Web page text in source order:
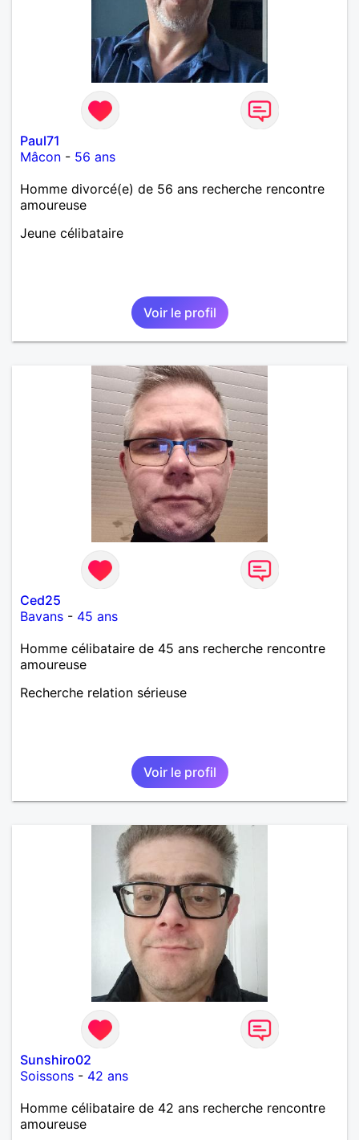
Paul71
Mâcon - 56 ans
Homme divorcé(e) de 56 ans recherche rencontre
amoureuse
Jeune célibataire
Voir le profil
Ced25
Bavans - 45 ans
Homme célibataire de 45 ans recherche rencontre
amoureuse
Recherche relation sérieuse
Voir le profil
Sunshiro02
Soissons - 42 ans
Homme célibataire de 42 ans recherche rencontre
amoureuse